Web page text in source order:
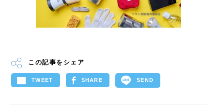
この記事をシェア
TWEET SHARE SEND